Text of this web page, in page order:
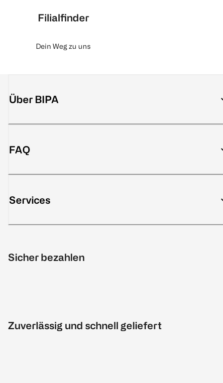
Filialfinder
Dein Weg zu uns
Über BIPA
FAQ
Services
Sicher bezahlen
Zuverlässig und schnell geliefert